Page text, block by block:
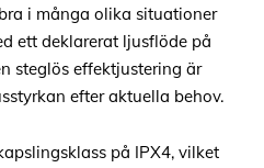
i många olika situationer
ett deklarerat ljusflöde på
steglös effektjustering är
efter aktuella behov.
på IPX4, vilket